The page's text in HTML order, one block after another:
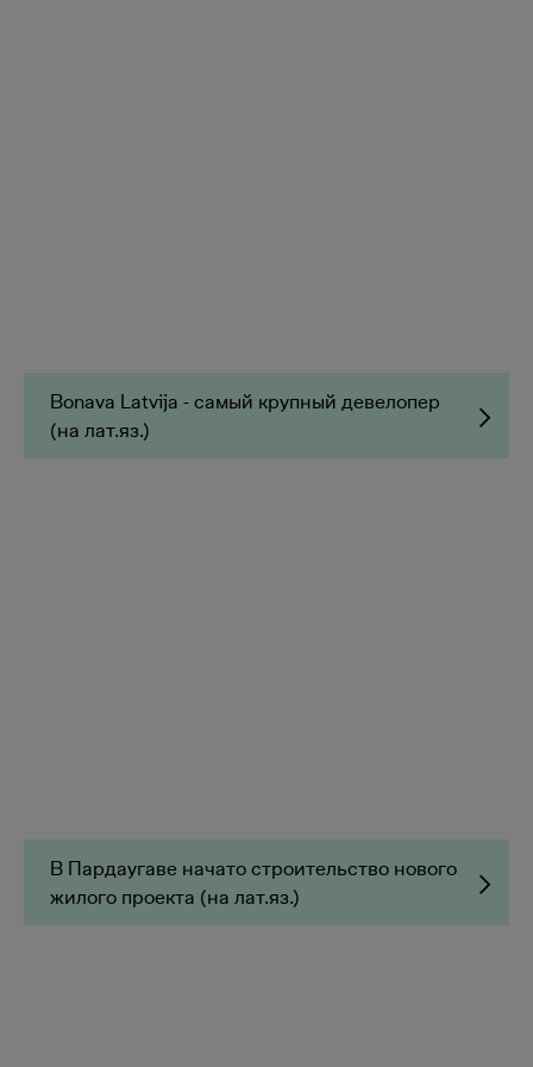
Bonava Latvija - самый крупный девелопер
(на лат.яз.)
В Пардаугаве начато строительство нового
жилого проекта (на лат.яз.)